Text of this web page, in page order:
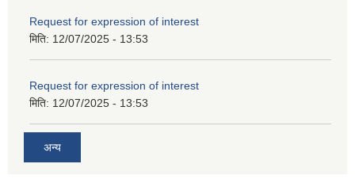
Request for expression of interest
मिति: 12/07/2025 - 13:53
Request for expression of interest
मिति: 12/07/2025 - 13:53
अन्य